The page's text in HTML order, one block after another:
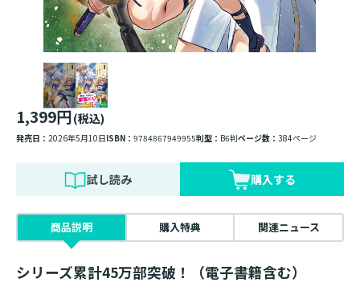
1,399円(税込)
発売日： 2026年5月10日ISBN： 9784867949955判型： B6判ページ数： 384ページ
試し読み 購入する
商品説明 購入特典 関連ニュース
シリーズ累計45万部突破！（電子書籍含む）